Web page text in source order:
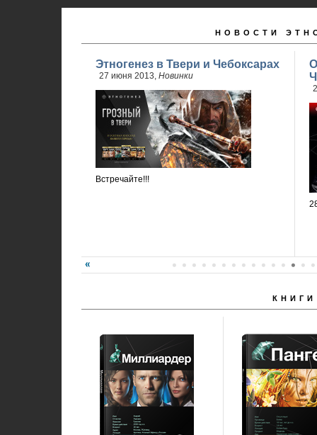
НОВОСТИ
Этногенез в Твери и Чебоксарах
27 июня 2013, Новинки
Встречайте!!!
КНИГИ